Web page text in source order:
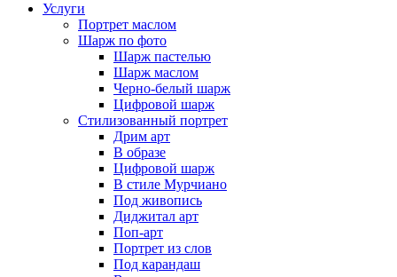
Услуги
Портрет маслом
Шарж по фото
Шарж пастелью
Шарж маслом
Черно-белый шарж
Цифровой шарж
Стилизованный портрет
Дрим арт
В образе
Цифровой шарж
В стиле Мурчиано
Под живопись
Диджитал арт
Поп-арт
Портрет из слов
Под карандаш